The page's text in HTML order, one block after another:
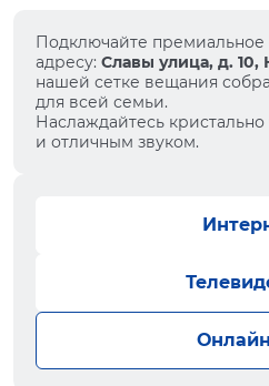
Подключайте
адресу: Славы улица, д.
нашей сетке вещания
для всей семьи.
Наслаждайтесь
и отличным звуком.